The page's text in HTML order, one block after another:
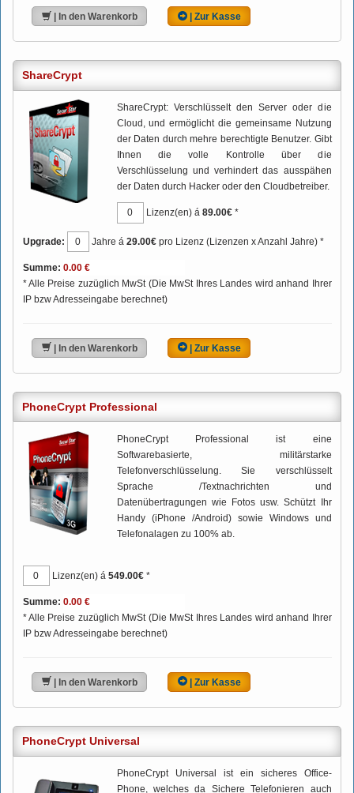
| In den Warenkorb | Zur Kasse
ShareCrypt
ShareCrypt: Verschlüsselt den Server oder die
Cloud, und ermöglicht die gemeinsame Nutzung
der Daten durch mehre berechtigte Benutzer. Gibt
Ihnen die volle Kontrolle über die
Verschlüsselung und verhindert das ausspähen
der Daten durch Hacker oder den Cloudbetreiber.
Lizenz(en) á 89.00€ *
Upgrade: Jahre á29.00€ pro Lizenz (Lizenzen x Anzahl Jahre) *
Summe:
* Alle Preise zuzüglich MwSt (Die MwSt Ihres Landes wird anhand Ihrer
IP bzw Adresseingabe berechnet)
| In den Warenkorb | Zur Kasse
PhoneCrypt Professional
PhoneCrypt Professional ist eine
Softwarebasierte, militärstarke
Telefonverschlüsselung. Sie verschlüsselt
Sprache /Textnachrichten und
Datenübertragungen wie Fotos usw. Schützt Ihr
Handy (iPhone /Android) sowie Windows und
Telefonalagen zu 100% ab.
Lizenz(en) á 549.00€ *
Summe:
* Alle Preise zuzüglich MwSt (Die MwSt Ihres Landes wird anhand Ihrer
IP bzw Adresseingabe berechnet)
| In den Warenkorb | Zur Kasse
PhoneCrypt Universal
PhoneCrypt Universal ist ein sicheres Office-
Phone, welches da Sichere Telefonieren auch